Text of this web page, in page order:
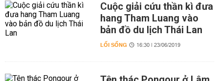
Cuộc giải cứu thần kì đưa
hang Tham Luang vào
bản đồ du lịch Thái Lan
LỐI SỐNG 16:30 | 23/06/2019